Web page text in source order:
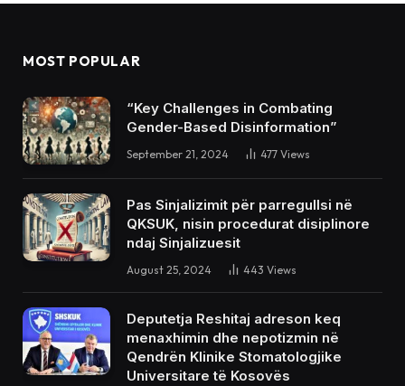
MOST POPULAR
“Key Challenges in Combating
Gender-Based Disinformation”
September 21, 2024 477 Views
Pas Sinjalizimit për parregullsi në
QKSUK, nisin procedurat disiplinore
ndaj Sinjalizuesit
August 25, 2024 443 Views
Deputetja Reshitaj adreson keq
menaxhimin dhe nepotizmin në
Qendrën Klinike Stomatologjike
Universitare të Kosovës